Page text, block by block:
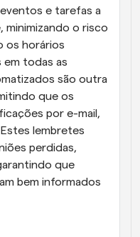
e tarefas a
minimizando o risco
os horários
todas as
são outra
que os
por e-mail,
lembretes
perdidas,
que
bem informados